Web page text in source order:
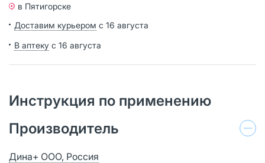
в Пятигорске
Доставим курьером с 16 августа
В аптеку с 16 августа
Инструкция по применению
Производитель
Дина+ ООО, Россия